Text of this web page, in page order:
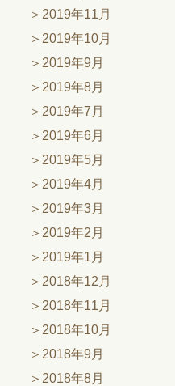
2019年11月
2019年10月
2019年9月
2019年8月
2019年7月
2019年6月
2019年5月
2019年4月
2019年3月
2019年2月
2019年1月
2018年12月
2018年11月
2018年10月
2018年9月
2018年8月